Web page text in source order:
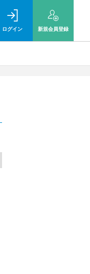
ログイン 新規会員登録